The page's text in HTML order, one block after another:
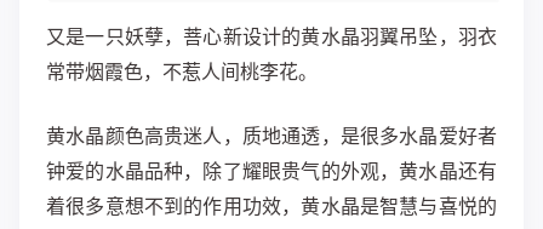
又是一只妖孽，菩心新设计的黄水晶羽翼吊坠，羽衣
常带烟霞色，不惹人间桃李花。
黄水晶颜色高贵迷人，质地通透，是很多水晶爱好者
钟爱的水晶品种，除了耀眼贵气的外观，黄水晶还有
着很多意想不到的作用功效，黄水晶是智慧与喜悦的